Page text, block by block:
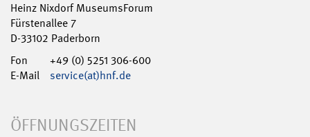
Heinz Nixdorf MuseumsForum
Fürstenallee 7
D-33102 Paderborn
Fon
+49 (0) 5251 306-600
E-Mail
service(at)hnf.de
ÖFFNUNGSZEITEN